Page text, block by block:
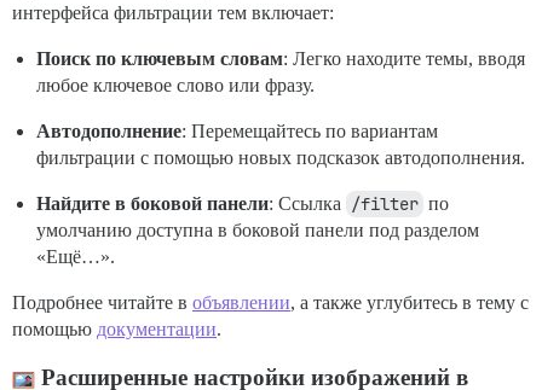
интерфейса фильтрации тем включает:
Поиск по ключевым словам: Легко находите темы, вводя
любое ключевое слово или фразу.
Автодополнение: Перемещайтесь по вариантам
фильтрации с помощью новых подсказок автодополнения.
Найдите в боковой панели: Ссылка /filter по
умолчанию доступна в боковой панели под разделом
«Ещё…».
Подробнее читайте в объявлении, а также углубитесь в тему с
помощью документации.
Расширенные настройки изображений в